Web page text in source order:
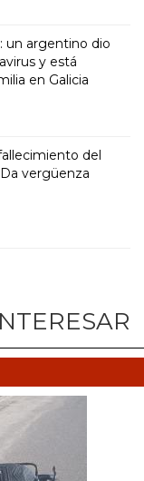
un argentino dio
y está
en Galicia
del
vergüenza